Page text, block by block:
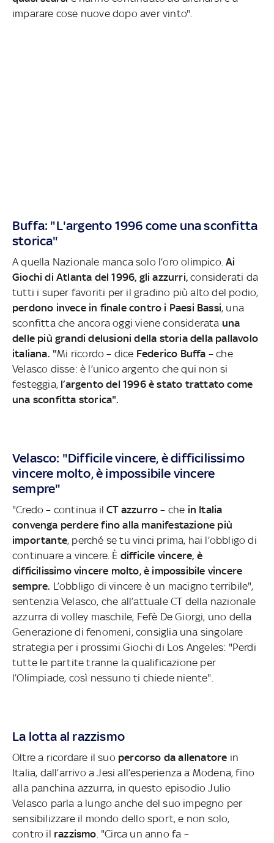
imparare cose nuove dopo aver vinto".
Buffa: "L'argento 1996 come una sconfitta
storica"
A quella Nazionale manca solo l’oro olimpico.Ai
Giochi di Atlanta del 1996, gli azzurri,considerati da
tutti i super favoriti per il gradino più alto del podio,
perdono invece in finale contro i Paesi Bassi, una
sconfitta che ancora oggi viene considerata una
delle più grandi delusioni della storia della pallavolo
italiana. "Mi ricordo – dice Federico Buffa –che
Velasco disse: è l’unico argento che qui non si
festeggia, l’argento del 1996 è stato trattato come
una sconfitta storica".
Velasco: "Difficile vincere, è difficilissimo
vincere molto, è impossibile vincere
sempre"
"Credo – continua ilCT azzurro – che in Italia
convenga perdere fino alla manifestazione più
importante, perché se tu vinci prima, hai l’obbligo di
continuare a vincere. È difficile vincere, è
difficilissimo vincere molto, è impossibile vincere
sempre. L’obbligo di vincere è un macigno terribile",
sentenzia Velasco, che all’attuale CT della nazionale
azzurra di volley maschile, Fefè De Giorgi, uno della
Generazione di fenomeni, consiglia una singolare
strategia per i prossimi Giochi di Los Angeles: "Perdi
tutte le partite tranne la qualificazione per
l’Olimpiade, così nessuno ti chiede niente".
La lotta al razzismo
Oltre a ricordare il suo percorso da allenatore in
Italia, dall’arrivo a Jesi all’esperienza a Modena, fino
alla panchina azzurra, in questo episodio Julio
Velasco parla a lungo anche del suo impegno per
sensibilizzare il mondo dello sport, e non solo,
contro il razzismo. "Circa un anno fa –